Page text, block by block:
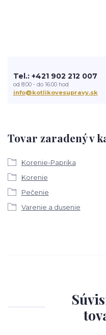
Tovar zaradený v
Korenie-Paprika
Korenie
Pečenie
Varenie a dusenie
Tel.: +421 902 212 007
od 8:00 - do 16:00 hod
info@kotlikovesupravy.sk